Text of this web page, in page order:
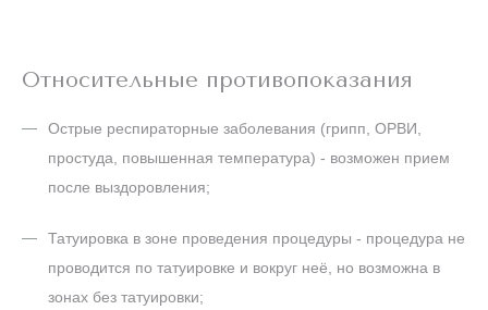
Относительные противопоказания
Острые респираторные заболевания (грипп, ОРВИ,
простуда, повышенная температура) - возможен прием
после выздоровления;
Татуировка в зоне проведения процедуры - процедура не
проводится по татуировке и вокруг неё, но возможна в
зонах без татуировки;